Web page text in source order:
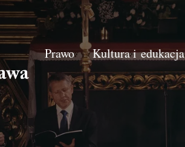
Prawo Kultura i edukacja